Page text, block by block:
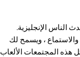
الناس الإنجليزية.
والاستماع ، ويسمح لك
هذه المجتمعات الألعاب